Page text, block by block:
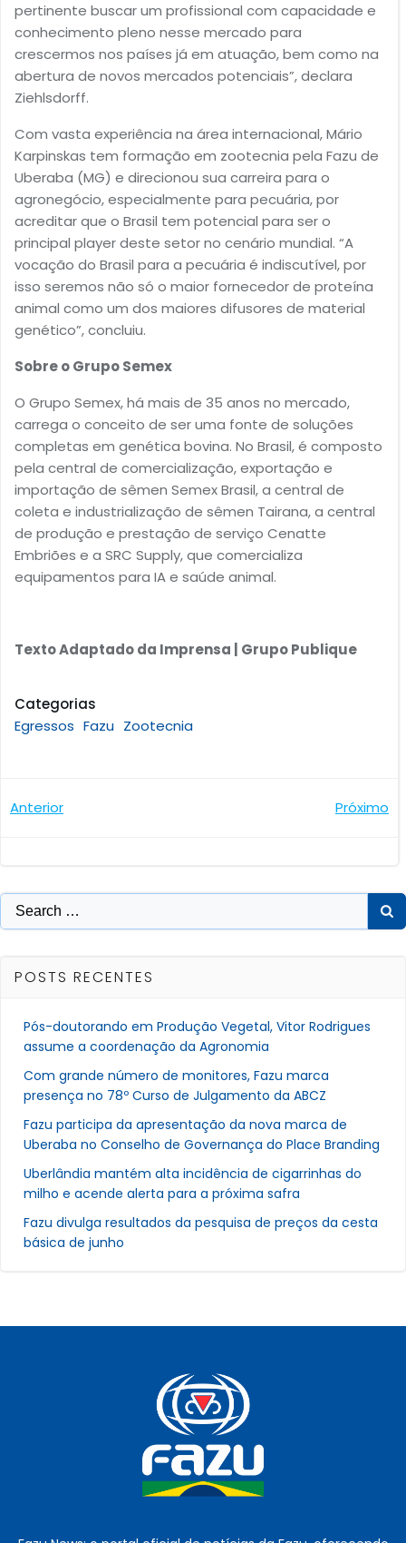
pertinente buscar um profissional com capacidade e
conhecimento pleno nesse mercado para
crescermos nos países já em atuação, bem como na
abertura de novos mercados potenciais”, declara
Ziehlsdorff.
Com vasta experiência na área internacional, Mário
Karpinskas tem formação em zootecnia pela Fazu de
Uberaba (MG) e direcionou sua carreira para o
agronegócio, especialmente para pecuária, por
acreditar que o Brasil tem potencial para ser o
principal player deste setor no cenário mundial. “A
vocação do Brasil para a pecuária é indiscutível, por
isso seremos não só o maior fornecedor de proteína
animal como um dos maiores difusores de material
genético”, concluiu.
Sobre o Grupo Semex
O Grupo Semex, há mais de 35 anos no mercado,
carrega o conceito de ser uma fonte de soluções
completas em genética bovina. No Brasil, é composto
pela central de comercialização, exportação e
importação de sêmen Semex Brasil, a central de
coleta e industrialização de sêmen Tairana, a central
de produção e prestação de serviço Cenatte
Embriões e a SRC Supply, que comercializa
equipamentos para IA e saúde animal.
Texto Adaptado da Imprensa | Grupo Publique
Categorias
Egressos Fazu Zootecnia
Navegação
Post
Anterior
Post
Próximo
Search
for:
POSTS RECENTES
Pós-doutorando em Produção Vegetal, Vitor Rodrigues
assume a coordenação da Agronomia
Com grande número de monitores, Fazu marca
presença no 78º Curso de Julgamento da ABCZ
Fazu participa da apresentação da nova marca de
Uberaba no Conselho de Governança do Place Branding
Uberlândia mantém alta incidência de cigarrinhas do
milho e acende alerta para a próxima safra
Fazu divulga resultados da pesquisa de preços da cesta
básica de junho